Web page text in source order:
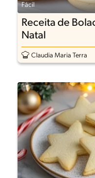
Fácil
Receita de
Natal
Claudia Maria Terra